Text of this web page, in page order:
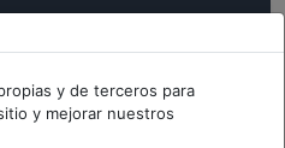
y de terceros para
y mejorar nuestros